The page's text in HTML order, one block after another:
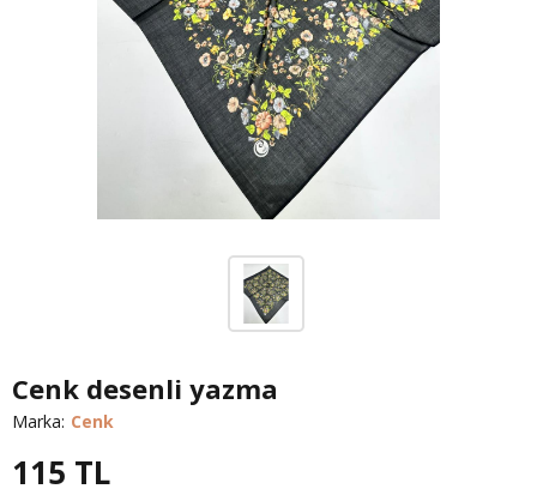
Cenk desenli yazma
Marka: Cenk
115 TL